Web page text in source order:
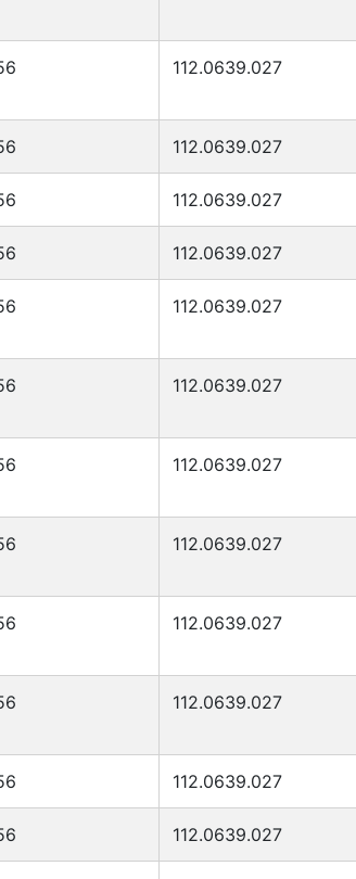
112.0639.027
112.0639.027
112.0639.027
112.0639.027
112.0639.027
112.0639.027
112.0639.027
112.0639.027
112.0639.027
112.0639.027
112.0639.027
112.0639.027